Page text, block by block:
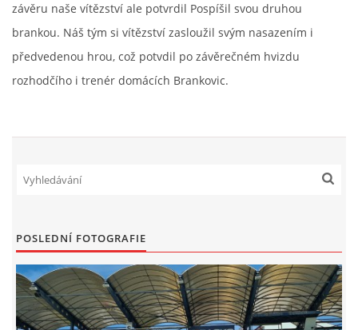
ARCHÍV
DOTACE
č.ú. 3227086359 / 0800
sekretarfkd@centrum.cz
© 2026 eStránky.cz |RSS
závěru naše vítězství ale potvrdil Pospíšil svou druhou
brankou. Náš tým si vítězství zasloužil svým nasazením i
předvedenou hrou, což potvdil po závěrečném hvizdu
rozhodčího i trenér domácích Brankovic.
POSLEDNÍ FOTOGRAFIE